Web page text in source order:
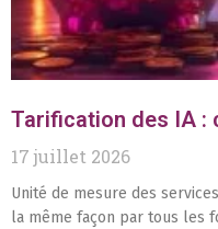
Tarification des IA :
17 juillet 2026
Unité de mesure des
la même façon par tous les